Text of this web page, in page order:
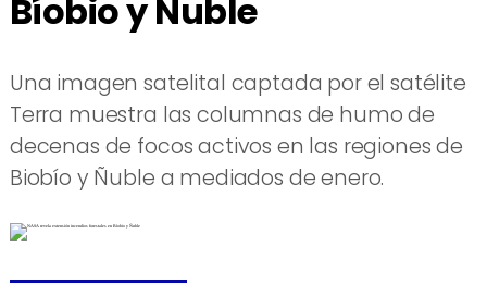
Bíobio y Ñuble
Una imagen satelital captada por el satélite
Terra muestra las columnas de humo de
decenas de focos activos en las regiones de
Biobío y Ñuble a mediados de enero.